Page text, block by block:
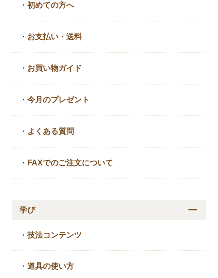
・初めての方へ
・ お支払い・送料
・ お買い物ガイド
・今月のプレゼント
・ よくある質問
・ FAXでのご注文について
学び
・技法コンテンツ
・道具の使い方